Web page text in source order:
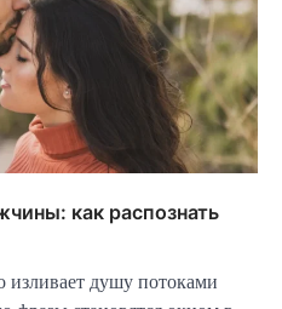
как распознать
душу потоками